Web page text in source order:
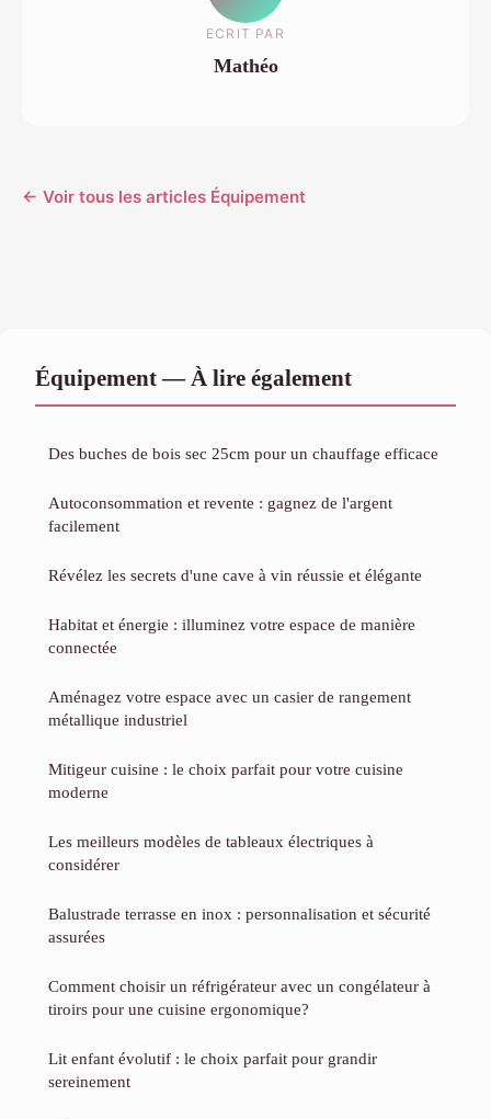
ECRIT PAR
Mathéo
← Voir tous les articles Équipement
Équipement — À lire également
Des buches de bois sec 25cm pour un chauffage efficace
Autoconsommation et revente : gagnez de l'argent
facilement
Révélez les secrets d'une cave à vin réussie et élégante
Habitat et énergie : illuminez votre espace de manière
connectée
Aménagez votre espace avec un casier de rangement
métallique industriel
Mitigeur cuisine : le choix parfait pour votre cuisine
moderne
Les meilleurs modèles de tableaux électriques à
considérer
Balustrade terrasse en inox : personnalisation et sécurité
assurées
Comment choisir un réfrigérateur avec un congélateur à
tiroirs pour une cuisine ergonomique?
Lit enfant évolutif : le choix parfait pour grandir
sereinement